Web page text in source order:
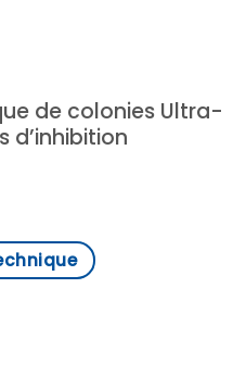
de colonies Ultra-
d’inhibition